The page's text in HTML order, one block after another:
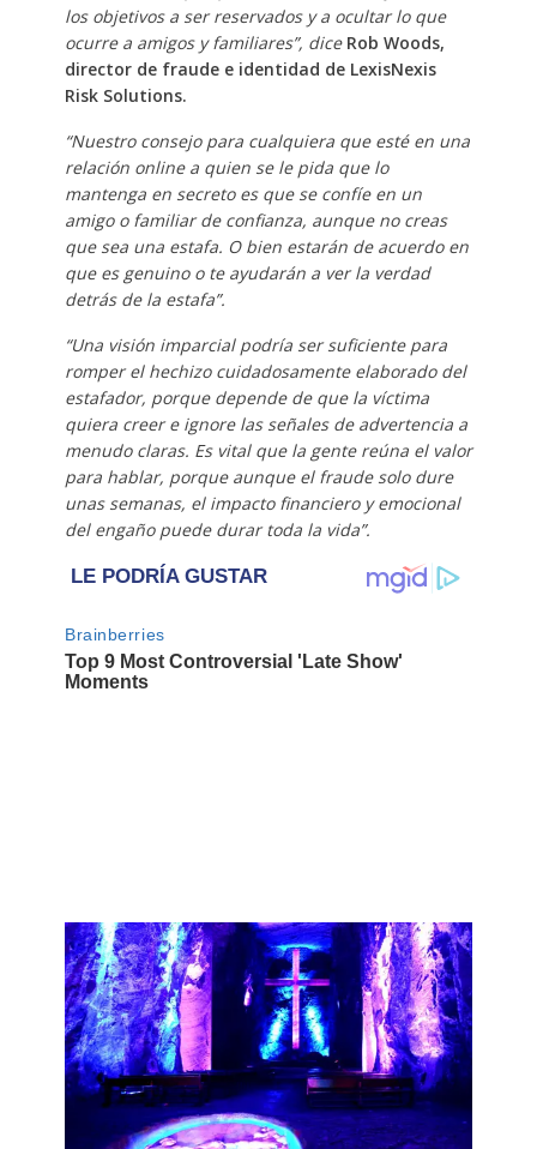
los objetivos a ser reservados y a ocultar lo que
ocurre a amigos y familiares”, dice Rob Woods,
director de fraude e identidad de LexisNexis
Risk Solutions.
“Nuestro consejo para cualquiera que esté en una
relación online a quien se le pida que lo
mantenga en secreto es que se confíe en un
amigo o familiar de confianza, aunque no creas
que sea una estafa. O bien estarán de acuerdo en
que es genuino o te ayudarán a ver la verdad
detrás de la estafa”.
“Una visión imparcial podría ser suficiente para
romper el hechizo cuidadosamente elaborado del
estafador, porque depende de que la víctima
quiera creer e ignore las señales de advertencia a
menudo claras. Es vital que la gente reúna el valor
para hablar, porque aunque el fraude solo dure
unas semanas, el impacto financiero y emocional
del engaño puede durar toda la vida”.